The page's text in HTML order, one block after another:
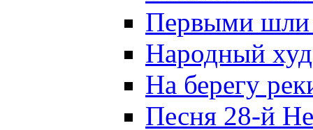
Первыми шли
Народный
На берегу
Песня 28-й